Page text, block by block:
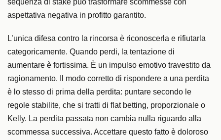
aspettativa negativa in profitto garantito.
L’unica difesa contro la rincorsa è riconoscerla e rifiutarla
categoricamente. Quando perdi, la tentazione di
aumentare è fortissima. È un impulso emotivo travestito da
ragionamento. Il modo corretto di rispondere a una perdita
è lo stesso di prima della perdita: puntare secondo le
regole stabilite, che si tratti di flat betting, proporzionale o
Kelly. La perdita passata non cambia nulla riguardo alla
scommessa successiva. Accettare questo fatto è doloroso